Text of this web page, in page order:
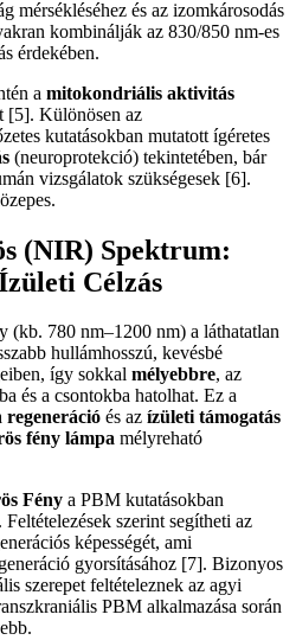
mérsékléséhez és az izomkárosodás
kombinálják az 830/850 nm-es
érdekében.
a mitokondriális aktivitás
[5]. Különösen az
kutatásokban mutatott ígéretes
(neuroprotekció) tekintetében, bár
vizsgálatok szükségesek [6].
(NIR) Spektrum:
Célzás
(kb. 780 nm–1200 nm) a láthatatlan
hullámhosszú, kevésbé
így sokkal mélyebbre, az
és a csontokba hatolhat. Ez a
regeneráció és az ízületi támogatás
fény lámpa mélyreható
Fény a PBM kutatásokban
szerint segítheti az
képességét, ami
gyorsításához [7]. Bizonyos
szerepet feltételeznek az agyi
PBM alkalmazása során